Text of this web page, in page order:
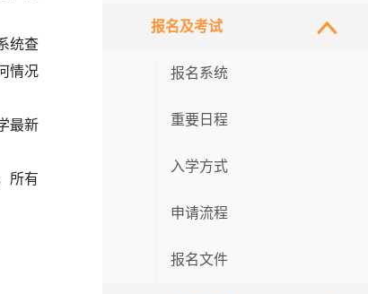
统查
情况
最新
所有
招生简章
硕士课程
博士课程
招生活动
线上宣讲
现场咨询会
招生短片
最新消息
报名及考试
报名系统
重要日程
入学方式
申请流程
报名文件